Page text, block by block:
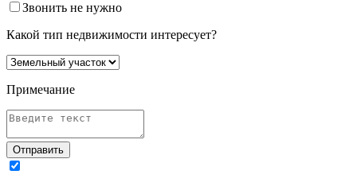
Звонить не нужно
Какой тип недвижимости интересует?
Примечание
Отправить